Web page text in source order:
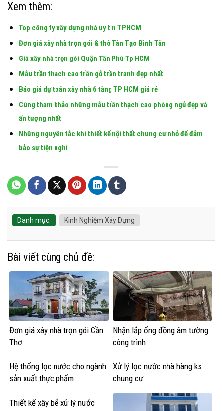
Xem thêm:
Top công ty xây dựng nhà uy tín TPHCM
Đơn giá xây nhà trọn gói & thô Tân Tạo Bình Tân
Giá xây nhà trọn gói Quận Tân Phú Tp HCM
Mẫu trần thạch cao trần gỗ trần tranh đẹp nhất
Báo giá dự toán xây nhà 6 tầng TP HCM giá rẻ
Cùng tham khảo những mẫu trần thạch cao phòng ngủ đẹp và
ấn tượng nhất
Những nguyên tắc khi thiết kế nội thất chung cư nhỏ để đảm
bảo sự tiện nghi
Danh mục: Kinh Nghiệm Xây Dựng
Bài viết cùng chủ đề:
Đơn giá xây nhà trọn gói Cần
Thơ
Nhận lắp ống đồng âm tường
công trình
Hệ thống lọc nước cho ngành
sản xuất thực phẩm
Xử lý lọc nước nhà hàng ks
chung cư
Thiết kế xây bể xử lý nước